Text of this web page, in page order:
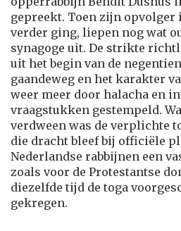
gepreekt. Toen zijn opvolger
verder ging, liepen nog wat
synagoge uit. De strikte
uit het begin van de
gaandeweg en het karakter
weer meer door halacha en
vraagstukken gestempeld.
verdween was de verplichte
die dracht bleef bij officiële
Nederlandse rabbijnen een
zoals voor de Protestantse
diezelfde tijd de toga
gekregen.